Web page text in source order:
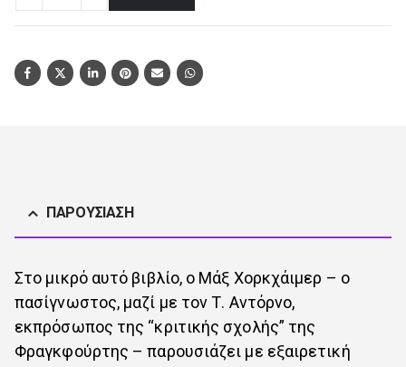
ΠΑΡΟΥΣΊΑΣΗ
Στο μικρό αυτό βιβλίο, ο Μάξ Χορκχάιμερ – ο
πασίγνωστος, μαζί με τον Τ. Αντόρνο,
εκπρόσωπος της “κριτικής σχολής” της
Φραγκφούρτης – παρουσιάζει με εξαιρετική